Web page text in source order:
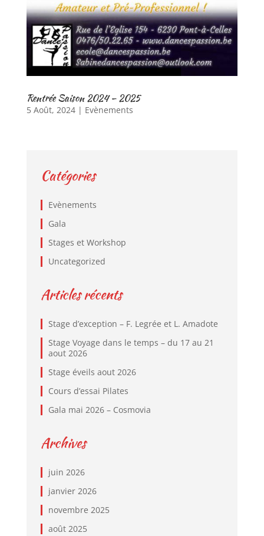
Rentrée Saison 2024 – 2025
5 Août, 2024| Evènements
Catégories
Evènements
Gala
Stages et Workshop
Uncategorized
Articles récents
Stage d’exception – F. Legrée et L. Amadote
Stage Voyage dans le temps – du 17 au 21
aout 2026
Stage éveils aout 2026
Cours d’essai Pilates
Gala mai 2026 – Cosmovia
Archives
juin 2026
janvier 2026
novembre 2025
août 2025